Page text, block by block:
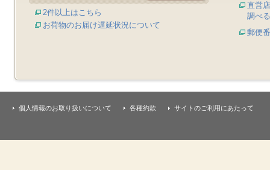
2件以上はこちら
お荷物のお届け遅延状況について
直営
調べる
郵便
個人情報のお取り扱いについて 各種約款 サイトのご利用にあたって